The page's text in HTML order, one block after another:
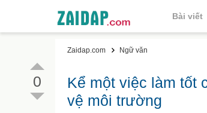
Bài viết
Zaidap.com Ngữ văn
Kể một việc làm tốt
vệ môi trường
0